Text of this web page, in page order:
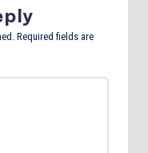
Required fields are